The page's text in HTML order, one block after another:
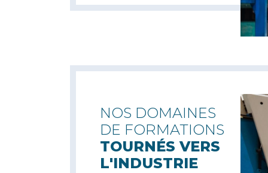
NOS DOMAINES
DE FORMATIONS
TOURNÉS VERS
L'INDUSTRIE